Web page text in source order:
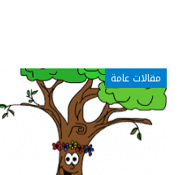
مقالات عامة